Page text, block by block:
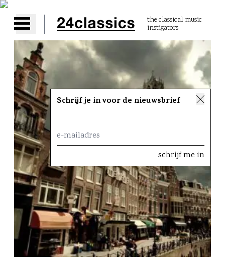
Open main menu
the classical music
instigators
Schrijf je in voor de nieuwsbrief